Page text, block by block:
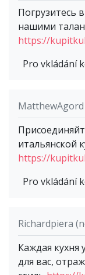
Погрузитесь
нашими
https://
Pro vkládání
MatthewAgord
итальянской
https://
Pro vkládání
Richardpiera
Каждая кухня
для вас,